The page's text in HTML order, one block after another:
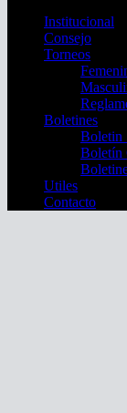
Institucional
Consejo
Torneos
Boletines
Boletin
Boletín
Utiles
Contacto